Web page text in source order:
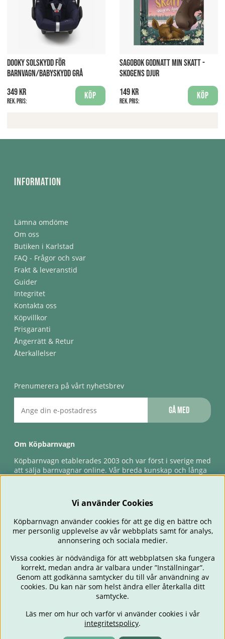
DOOKY SOLSKYDD FÖR
BARNVAGN/BABYSKYDD GRÅ
349 kr
Rek. pris:
Köp
SAGOBOK GODNATT MIN SKATT -
SKOGENS DJUR
149 kr
Rek. pris:
Köp
Information
Lämna omdöme
Om oss
Butiken i Karlstad
FAQ - Frågor och svar
Frakt & leveranstid
Guider
Integritet
Kontakta oss
Köpvillkor
Prisgaranti
Ångerrätt & Retur
Återkallelser
Prenumerera på vårt nyhetsbrev
Gå med
Om Köpbarnvagn
Köpbarnvagn etablerades 2003 och var först i sverige med
att sälja barnvagnar online. Vår breda kunskap och långa
förlossningsgaranti & förlängd ångerrätt.
BARNVAGNAR BILSTOLAR BABY ÄTA & MATA
RESA
OUTLET
PRESENTTIPS
Vi använder Cookies
Köpbarnvagn använder cookies för att ge dig en bättre och
mer personlig upplevelse av vår webbplats samt för analys,
annonsering och sociala medier.
Vissa cookies är nödvändiga för att webbplatsen ska fungera
korrekt, medan andra är valbara under ”Inställningar”.
Genom att godkänna samtycker du till vår användning av
cookies. Du kan när som helst ändra eller återkalla ditt
samtycke.
Läs mer om hur och varför vi använder cookies i vår
integritetspolicy.